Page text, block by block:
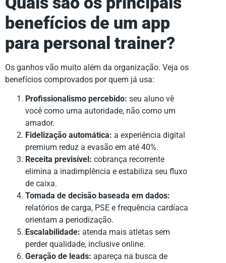
benefícios de um app
para personal trainer?
Os ganhos vão muito além da organização. Veja os
benefícios comprovados por quem já usa:
Profissionalismo percebido: seu aluno vê
você como uma autoridade, não como um
amador.
Fidelização automática: a experiência digital
premium reduz a evasão em até 40%.
Receita previsível: cobrança recorrente
elimina a inadimplência e estabiliza seu fluxo
de caixa.
Tomada de decisão baseada em dados:
relatórios de carga, PSE e frequência cardíaca
orientam a periodização.
Escalabilidade: atenda mais atletas sem
perder qualidade, inclusive online.
Geração de leads: apareça na busca de